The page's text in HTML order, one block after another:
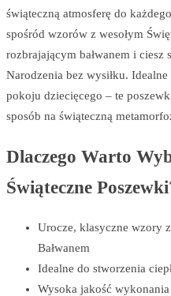
świąteczną atmosferę do
spośród wzorów z wesołym
rozbrajającym bałwanem i ciesz
Narodzenia bez wysiłku.
pokoju dziecięcego – te
sposób na świąteczną
Dlaczego Warto
Świąteczne
Urocze, klasyczne wzory
Bałwanem
Idealne do stworzenia
Wysoka jakość wykonania